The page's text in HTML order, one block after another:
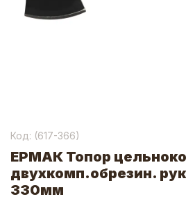
Код: (617-366)
ЕРМАК Топор
двухкомп.обрезин.
330мм